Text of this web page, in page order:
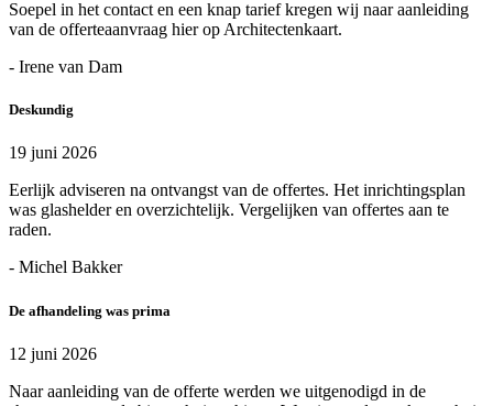
Soepel in het contact en een knap tarief kregen wij naar aanleiding
van de offerteaanvraag hier op Architectenkaart.
- Irene van Dam
Deskundig
19 juni 2026
Eerlijk adviseren na ontvangst van de offertes. Het inrichtingsplan
was glashelder en overzichtelijk. Vergelijken van offertes aan te
raden.
- Michel Bakker
De afhandeling was prima
12 juni 2026
Naar aanleiding van de offerte werden we uitgenodigd in de